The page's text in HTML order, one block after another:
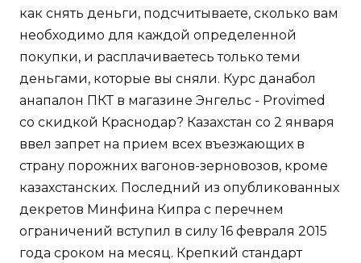
как снять деньги, подсчитываете, сколько вам
необходимо для каждой определенной
покупки, и расплачиваетесь только теми
деньгами, которые вы сняли. Курс данабол
анапалон ПКТ в магазине Энгельс - Provimed
со скидкой Краснодар? Казахстан со 2 января
ввел запрет на прием всех въезжающих в
страну порожних вагонов-зерновозов, кроме
казахстанских. Последний из опубликованных
декретов Минфина Кипра с перечнем
ограничений вступил в силу 16 февраля 2015
года сроком на месяц. Крепкий стандарт